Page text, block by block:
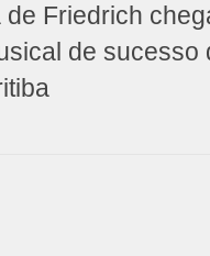
de Friedrich
de sucesso